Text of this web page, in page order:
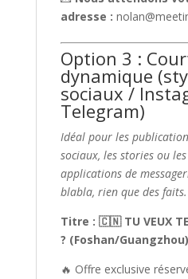
adresse :
Option 3 :
dynamique
sociaux /
Telegram)
Idéal pour les
sociaux, les stories ou
applications de
blabla, rien que des faits.
Titre : 🇨🇳 TU VEUX TE
? (Foshan/Guangzhou)
🔥 Offre exclusive